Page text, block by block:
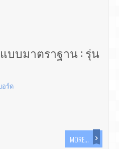
แบบมาตราฐาน : รุ่น
อร์ด
MORE...